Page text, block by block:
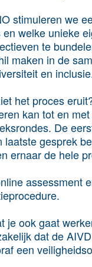
stimuleren we
en welke unieke
te
maken in de
en
het proces
kan tot en
De
laatste gesprek
ernaar de hele
assessment
je ook gaat
dat de
een